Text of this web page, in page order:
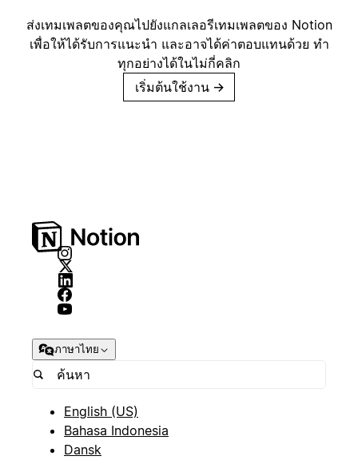
ส่งเทมเพลตของคุณไปยังแกลเลอรีเทมเพลตของ Notion
เพื่อให้ได้รับการแนะนำ และอาจได้ค่าตอบแทนด้วย ทำ
ทุกอย่างได้ในไม่กี่คลิก
เริ่มต้นใช้งาน →
ภาษาไทย
English (US)
Bahasa Indonesia
Dansk